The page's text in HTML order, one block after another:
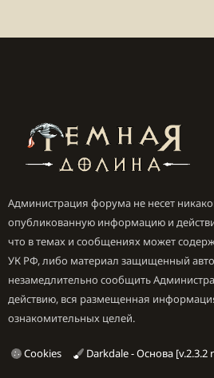
Администрация форума не несет
опубликованную информацию и
что в темах и сообщениях может
УК РФ, либо материал защищенный
незамедлительно сообщить
действию, вся размещенная
ознакомительных целей.
Cookies Darkdale - Основа [v.2.3.2